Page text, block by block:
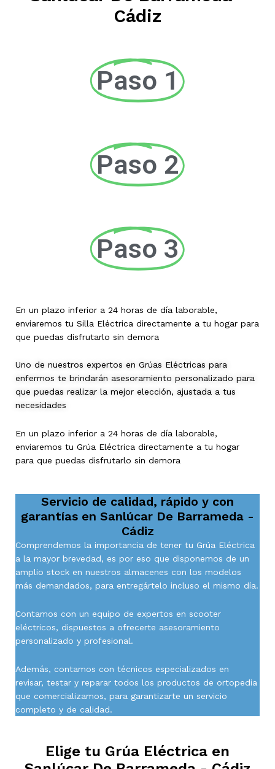
Cádiz
Paso 1
Paso 2
Paso 3
En un plazo inferior a 24 horas de día laborable,
enviaremos tu Silla Eléctrica directamente a tu hogar para
que puedas disfrutarlo sin demora
Uno de nuestros expertos en Grúas Eléctricas para
enfermos te brindarán asesoramiento personalizado para
que puedas realizar la mejor elección, ajustada a tus
necesidades
En un plazo inferior a 24 horas de día laborable,
enviaremos tu Grúa Eléctrica directamente a tu hogar
para que puedas disfrutarlo sin demora
Servicio de calidad, rápido y con
garantías en Sanlúcar De Barrameda -
Cádiz
Comprendemos la importancia de tener tu Grúa Eléctrica
a la mayor brevedad, es por eso que disponemos de un
amplio stock en nuestros almacenes con los modelos
más demandados, para entregártelo incluso el mismo día.
Contamos con un equipo de expertos en scooter
eléctricos, dispuestos a ofrecerte asesoramiento
personalizado y profesional.
Además, contamos con técnicos especializados en
revisar, testar y reparar todos los productos de ortopedia
que comercializamos, para garantizarte un servicio
completo y de calidad.
Elige tu Grúa Eléctrica en